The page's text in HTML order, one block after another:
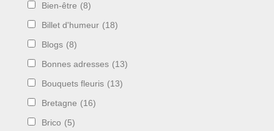
Bien-être (8)
Billet d'humeur (18)
Blogs (8)
Bonnes adresses (13)
Bouquets fleuris (13)
Bretagne (16)
Brico (5)